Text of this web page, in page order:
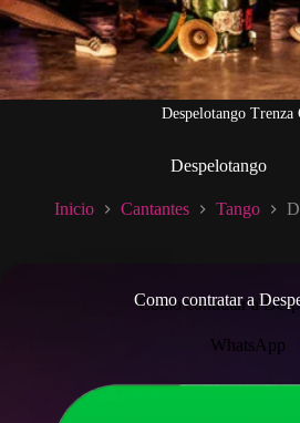
Despelotango Trenza
Despelotango
Inicio Cantantes Tango
Como contratar a
WhatsApp